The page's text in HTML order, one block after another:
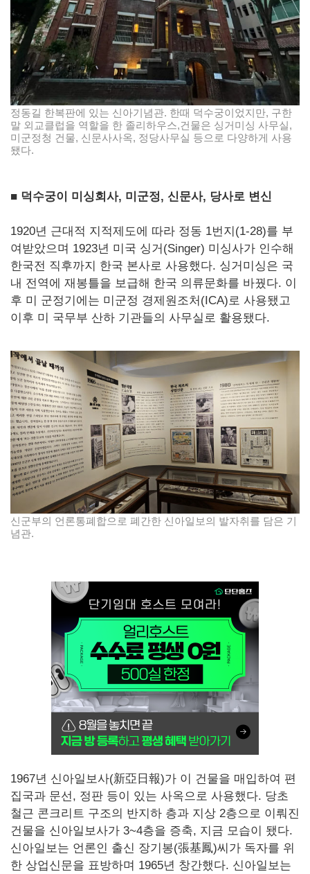
정동길 한복판에 있는 신아기념관. 한때 덕수궁이었지만, 구한
말 외교클럽을 역할을 한 졸리하우스,건물은 싱거미싱 사무실,
미군정청 건물, 신문사사옥, 정당사무실 등으로 다양하게 사용
됐다.
■ 덕수궁이 미싱회사, 미군정, 신문사, 당사로 변신
1920년 근대적 지적제도에 따라 정동 1번지(1-28)를 부
여받았으며 1923년 미국 싱거(Singer) 미싱사가 인수해
한국전 직후까지 한국 본사로 사용했다. 싱거미싱은 국
내 전역에 재봉틀을 보급해 한국 의류문화를 바꿨다. 이
후 미 군정기에는 미군정 경제원조처(ICA)로 사용됐고
이후 미 국무부 산하 기관들의 사무실로 활용됐다.
신군부의 언론통폐합으로 폐간한 신아일보의 발자취를 담은 기
념관.
1967년 신아일보사(新亞日報)가 이 건물을 매입하여 편
집국과 문선, 정판 등이 있는 사옥으로 사용했다. 당초
철근 콘크리트 구조의 반지하 층과 지상 2층으로 이뤄진
건물을 신아일보사가 3~4층을 증축, 지금 모습이 됐다.
신아일보는 언론인 출신 장기봉(張基鳳)씨가 독자를 위
한 상업신문을 표방하며 1965년 창간했다. 신아일보는